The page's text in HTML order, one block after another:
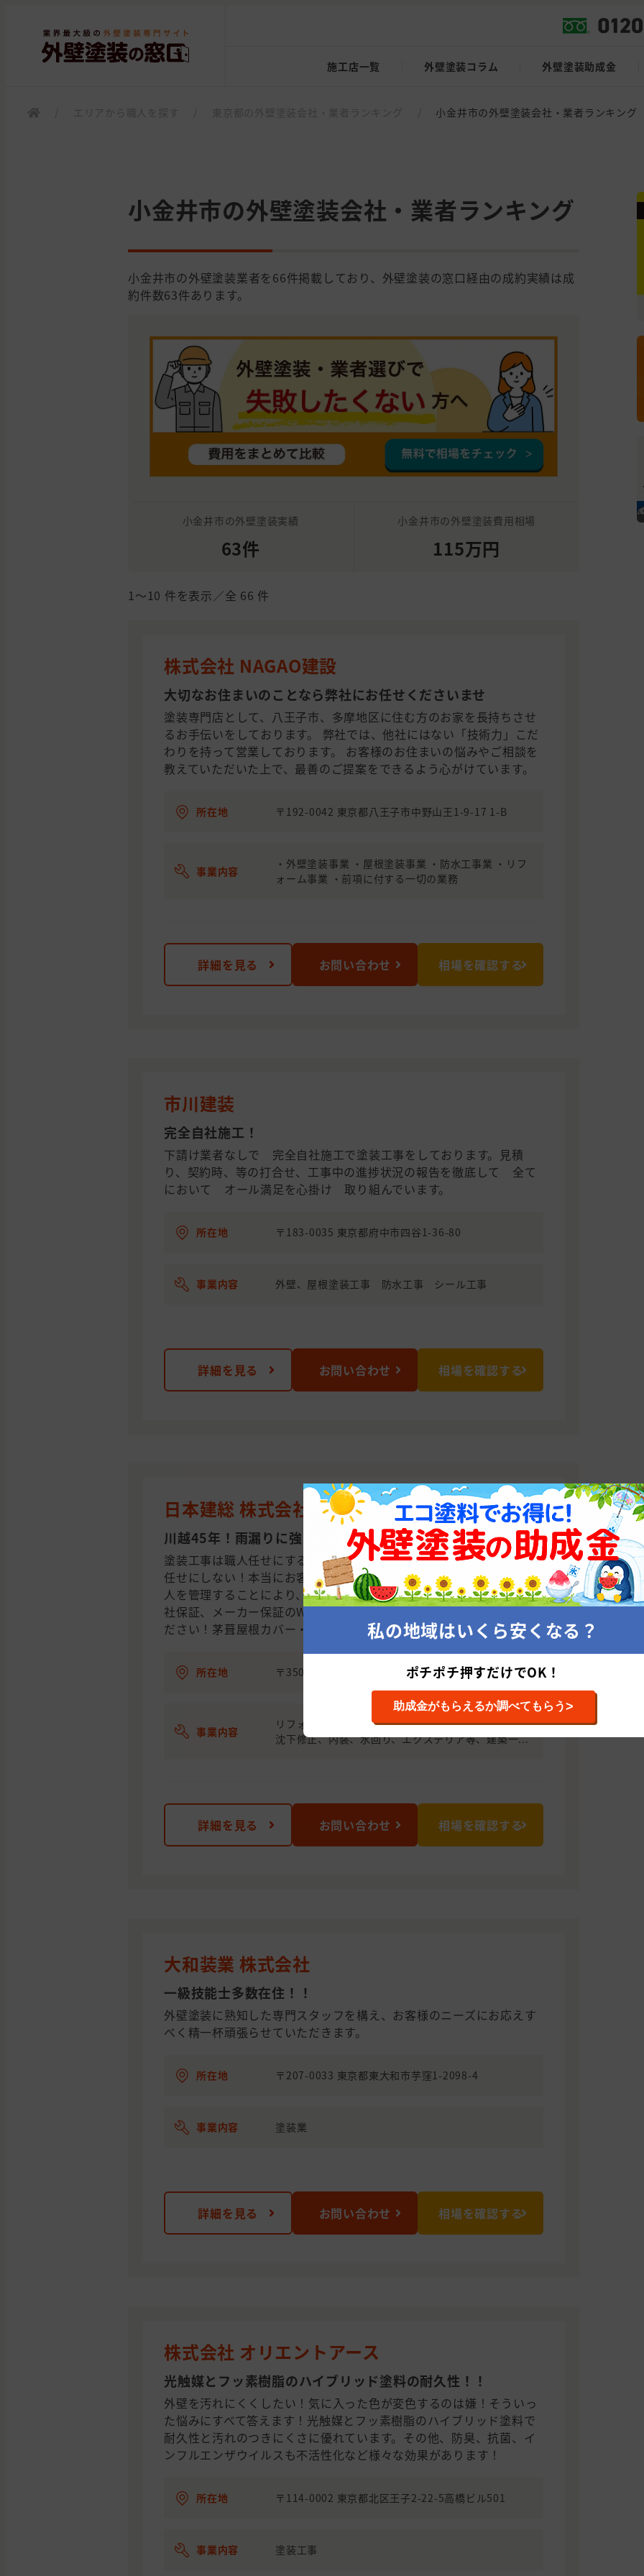
施工店一覧 外壁塗装コラム 外壁塗装助成金
小金井市の外壁塗装会社・業者ランキング
小金井市の外壁塗装会社・業者ランキング
小金井市の外壁塗装業者を66件掲載しており、外壁塗装の窓口経由の成約実績は成
約件数63件あります。
小金井市の外壁塗装実績
63件
小金井市の外壁塗装費用相場
115万円
1〜10 件を表示／全 66 件
株式会社 NAGAO建設
大切なお住まいのことなら弊社にお任せくださいませ
塗装専門店として、八王子市、多摩地区に住む方のお家を長持ちさせ
るお手伝いをしております。 弊社では、他社にはない「技術力」こだ
わりを持って営業しております。 お客様のお住まいの悩みやご相談を
教えていただいた上で、最善のご提案をできるよう心がけています。
所在地 〒192-0042 東京都八王子市中野山王1-9-17 1-B
事業内容
・外壁塗装事業 ・屋根塗装事業 ・防水工事業 ・リフ
ォーム事業 ・前項に付する一切の業務
詳細を見る お問い合わせ 相場を確認する
市川建装
完全自社施工！
下請け業者なしで 完全自社施工で塗装工事をしております。見積
り、契約時、等の打合せ、工事中の進捗状況の報告を徹底して 全て
において オール満足を心掛け 取り組んでいます。
所在地 〒183-0035 東京都府中市四谷1-36-80
事業内容 外壁、屋根塗装工事 防水工事 シール工事
詳細を見る お問い合わせ 相場を確認する
日本建総 株式会社
川越45年！雨漏りに強く、職人任せににしない塗装専門店
塗装工事は職人任せにする業者ばかりで丸投げが多く、当社は、職人
任せにしない！本当にお客様が感動する喜ばれる工事をするには、職
人を管理することにより、メーカーからの保証付きです！当社では自
社保証、メーカー保証のW保証が可能で施工後の無料点検もお任せく
ださい！茅葺屋根カバー・神社屋根工事も大得意です！
所在地 〒350-1170 埼玉県川越市むさしの15番地13
事業内容
リフォーム業（建築塗装、屋根工事、耐震補強、地盤
沈下修正、内装、水回り、エクステリア等、建築一...
詳細を見る お問い合わせ 相場を確認する
大和装業 株式会社
一級技能士多数在住！！
外壁塗装に熟知した専門スタッフを構え、お客様のニーズにお応えす
べく精一杯頑張らせていただきます。
所在地 〒207-0033 東京都東大和市芋窪1-2098-4
事業内容 塗装業
詳細を見る お問い合わせ 相場を確認する
株式会社 オリエントアース
光触媒とフッ素樹脂のハイブリッド塗料の耐久性！！
外壁を汚れにくくしたい！気に入った色が変色するのは嫌！そういっ
た悩みにすべて答えます！光触媒とフッ素樹脂のハイブリッド塗料で
耐久性と汚れのつきにくさに優れています。その他、防臭、抗菌、イ
ンフルエンザウイルスも不活性化など様々な効果があります！
所在地 〒114-0002 東京都北区王子2-22-5高橋ビル501
事業内容 塗装工事
私の地域はいくら安くなる？
ポチポチ押すだけでOK！
助成金がもらえるか調べてもらう>